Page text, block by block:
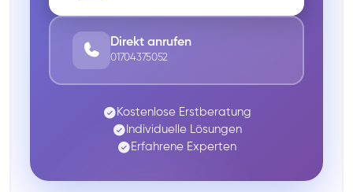
Direkt anrufen
01704375052
Kostenlose Erstberatung
Individuelle Lösungen
Erfahrene Experten